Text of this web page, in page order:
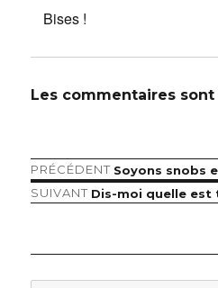
Bises !
Les commentaires
Navigation
l’article
PRÉCÉDENT Article
précédent :
Soyons snobs
SUIVANT Article
Dis-moi quelle